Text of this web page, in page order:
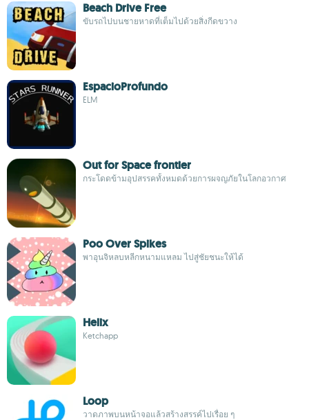
Beach Drive Free
ขับรถไปบนชายหาดที่เต็มไปด้วยสิ่งกีดขวาง
EspacioProfundo
ELM
Out for Space frontier
กระโดดข้ามอุปสรรคทั้งหมดด้วยการผจญภัยในโลกอวกาศ
Poo Over Spikes
พาอุนจิหลบหลีกหนามแหลม ไปสู่ชัยชนะให้ได้
Helix
Ketchapp
Loop
วาดภาพบนหน้าจอแล้วสร้างสรรค์ไปเรื่อย ๆ